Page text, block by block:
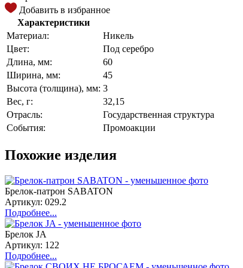
Добавить в избранное
Характеристики
Материал:
Никель
Цвет:
Под серебро
Длина, мм:
60
Ширина, мм:
45
Высота (толщина), мм: 3
Вес, г:
32,15
Отрасль:
Государственная структура
События:
Промоакции
Похожие изделия
Брелок-патрон SABATON
Артикул: 029.2
Подробнее...
Брелок JA
Артикул: 122
Подробнее...